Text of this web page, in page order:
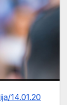
14.01.20